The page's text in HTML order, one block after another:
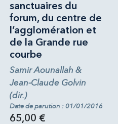
sanctuaires du
forum, du centre de
l’agglomération et
de la Grande rue
courbe
Samir Aounallah &
Jean-Claude Golvin
(dir.)
Date de parution : 01/01/2016
65,00 €